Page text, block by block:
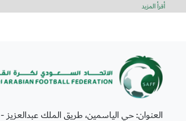
أقرأ المزيد
العنوان: حي الياسمين، طريق الملك عبدالعزيز